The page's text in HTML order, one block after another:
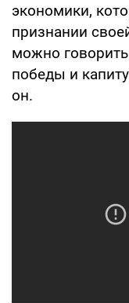
экономики,
признании
можно
победы и
он.